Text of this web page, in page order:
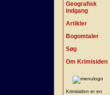
Geografisk
indgang
Artikler
Bogomtaler
Søg
Om Krimisiden
Krimisiden er en